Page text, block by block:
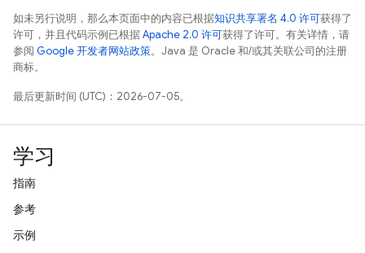
如未另行说明，那么本页面中的内容已根据知识共享署名 4.0 许可获得了
许可，并且代码示例已根据Apache 2.0 许可获得了许可。有关详情，请
参阅 Google 开发者网站政策。Java 是 Oracle 和/或其关联公司的注册
商标。
最后更新时间 (UTC)：2026-07-05。
学习
指南
参考
示例